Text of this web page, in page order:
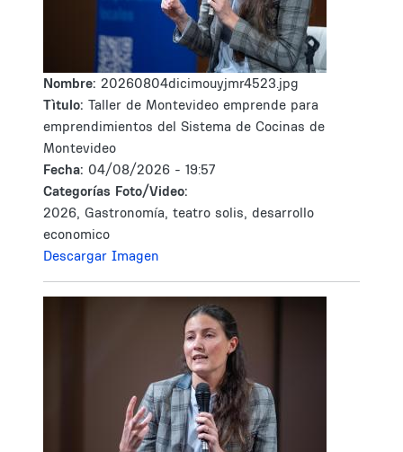
Nombre: 20260804dicimouyjmr4523.jpg
Tìtulo: Taller de Montevideo emprende para
emprendimientos del Sistema de Cocinas de
Montevideo
Fecha: 04/08/2026 - 19:57
Categorías Foto/Video:
2026, Gastronomía, teatro solis, desarrollo
economico
Descargar Imagen